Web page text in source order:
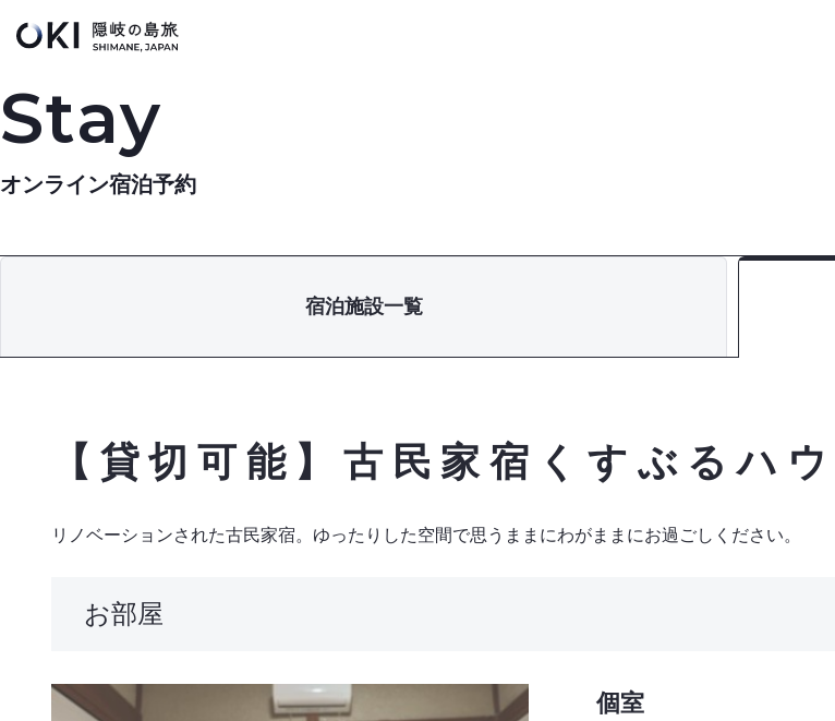
Stay
オンライン宿泊予約
宿泊施設一覧
【貸切可能】古民家宿くすぶるハウ
リノベーションされた古民家宿。ゆったりした空間で思うままにわがままにお過ごしください。
お部屋
個室